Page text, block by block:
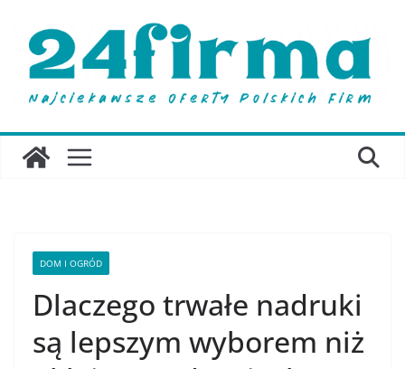
treści
DOM I OGRÓD
Dlaczego trwałe nadruki
są lepszym wyborem niż